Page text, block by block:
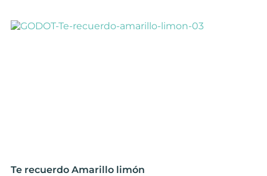
Te recuerdo Amarillo limón